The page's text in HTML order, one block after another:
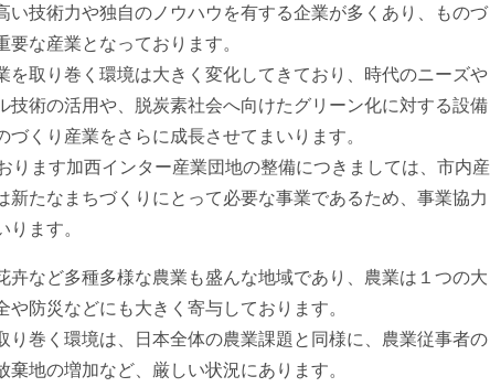
技術力や独自のノウハウを有する企業が多くあり、ものづ
な産業となっております。
取り巻く環境は大きく変化してきており、時代のニーズや
技術の活用や、脱炭素社会へ向けたグリーン化に対する設備
くり産業をさらに成長させてまいります。
ます加西インター産業団地の整備につきましては、市内産
たなまちづくりにとって必要な事業であるため、事業協力
ます。
など多種多様な農業も盛んな地域であり、農業は１つの大
防災などにも大きく寄与しております。
巻く環境は、日本全体の農業課題と同様に、農業従事者の
地の増加など、厳しい状況にあります。